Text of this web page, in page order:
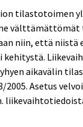
tilastotoimen
välttämättömät
niin, että niistä
aikavälin
2005. Asetus